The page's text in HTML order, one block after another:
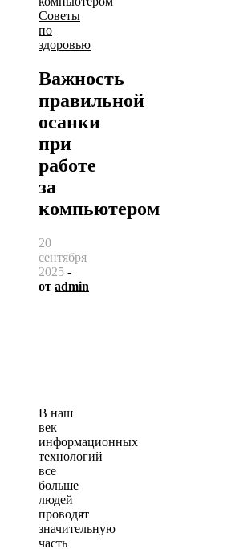
Советы
по
здоровью
Важность
правильной
осанки
при
работе
за
компьютером
20
сентября
2025 -
от admin
В наш
век
информационных
технологий
все
больше
людей
проводят
значительную
часть